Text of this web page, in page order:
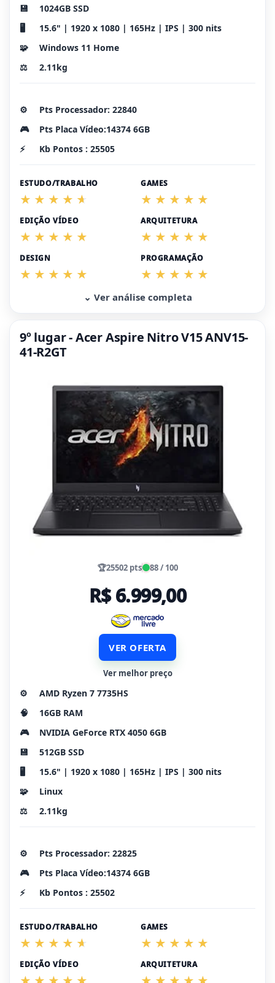
💾
1024GB SSD
🖥️
15.6" | 1920 x 1080 | 165Hz | IPS | 300 nits
🧩
Windows 11 Home
⚖️
2.11kg
⚙️
Pts Processador: 22840
🎮
Pts Placa Vídeo:14374 6GB
⚡
Kb Pontos : 25505
ESTUDO/TRABALHO GAMES
EDIÇÃO VÍDEO ARQUITETURA
DESIGN PROGRAMAÇÃO
⌄ Ver análise completa
9º lugar - Acer Aspire Nitro V15 ANV15-
41-R2GT
🏆25502 pts 88 / 100
R$ 6.999,00
VER OFERTA
Ver melhor preço
⚙️
AMD Ryzen 7 7735HS
🧠
16GB RAM
🎮
NVIDIA GeForce RTX 4050 6GB
💾
512GB SSD
🖥️
15.6" | 1920 x 1080 | 165Hz | IPS | 300 nits
🧩
Linux
⚖️
2.11kg
⚙️
Pts Processador: 22825
🎮
Pts Placa Vídeo:14374 6GB
⚡
Kb Pontos : 25502
ESTUDO/TRABALHO GAMES
EDIÇÃO VÍDEO ARQUITETURA